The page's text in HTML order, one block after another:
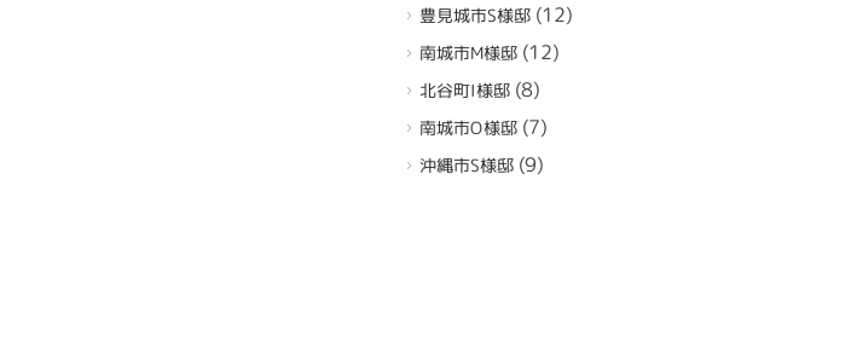
豊見城市S様邸(12)
南城市M様邸(12)
北谷町I様邸(8)
南城市O様邸(7)
沖縄市S様邸(9)